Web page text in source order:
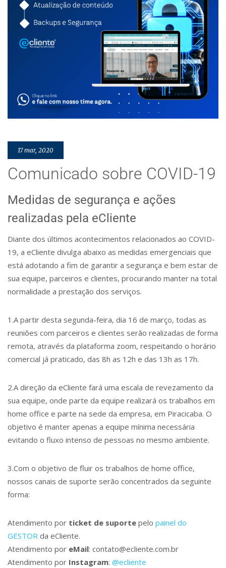
17 mar, 2020
Comunicado sobre COVID-19
Medidas de segurança e ações
realizadas pela eCliente
Diante dos últimos acontecimentos relacionados ao COVID-
19, a eCliente divulga abaixo as medidas emergenciais que
está adotando a fim de garantir a segurança e bem estar de
sua equipe, parceiros e clientes, procurando manter na total
normalidade a prestação dos serviços.
1.A partir desta segunda-feira, dia 16 de março, todas as
reuniões com parceiros e clientes serão realizadas de forma
remota, através da plataforma zoom, respeitando o horário
comercial já praticado, das 8h as 12h e das 13h as 17h.
2.A direção da eCliente fará uma escala de revezamento da
sua equipe, onde parte da equipe realizará os trabalhos em
home office e parte na sede da empresa, em Piracicaba. O
objetivo é manter apenas a equipe mínima necessária
evitando o fluxo intenso de pessoas no mesmo ambiente.
3.Com o objetivo de fluir os trabalhos de home office,
nossos canais de suporte serão concentrados da seguinte
forma:
Atendimento por ticket de suporte pelo painel do
GESTOR da eCliente.
Atendimento por eMail: contato@ecliente.com.br
Atendimento por Instagram: @ecliente